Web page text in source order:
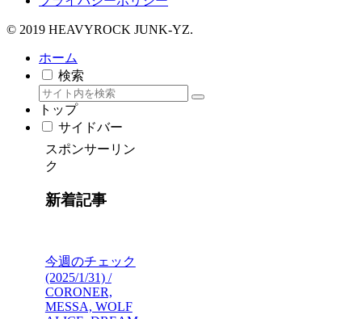
© 2019 HEAVYROCK JUNK-YZ.
ホーム
検索
トップ
サイドバー
スポンサーリン
ク
新着記事
今週のチェック
(2025/1/31) /
CORONER,
MESSA, WOLF